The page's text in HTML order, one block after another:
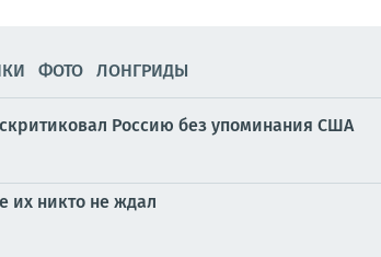
ФОТО ЛОНГРИДЫ
Россию без упоминания США
их никто не ждал